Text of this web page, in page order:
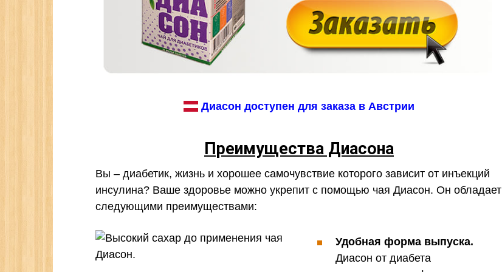
Диасон доступен для заказа в Австрии
Преимущества Диасона
Вы – диабетик, жизнь и хорошее самочувствие которого зависит от инъекций
инсулина? Ваше здоровье можно укрепит с помощью чая Диасон. Он обладает
следующими преимуществами:
Удобная форма выпуска.
Диасон от диабета